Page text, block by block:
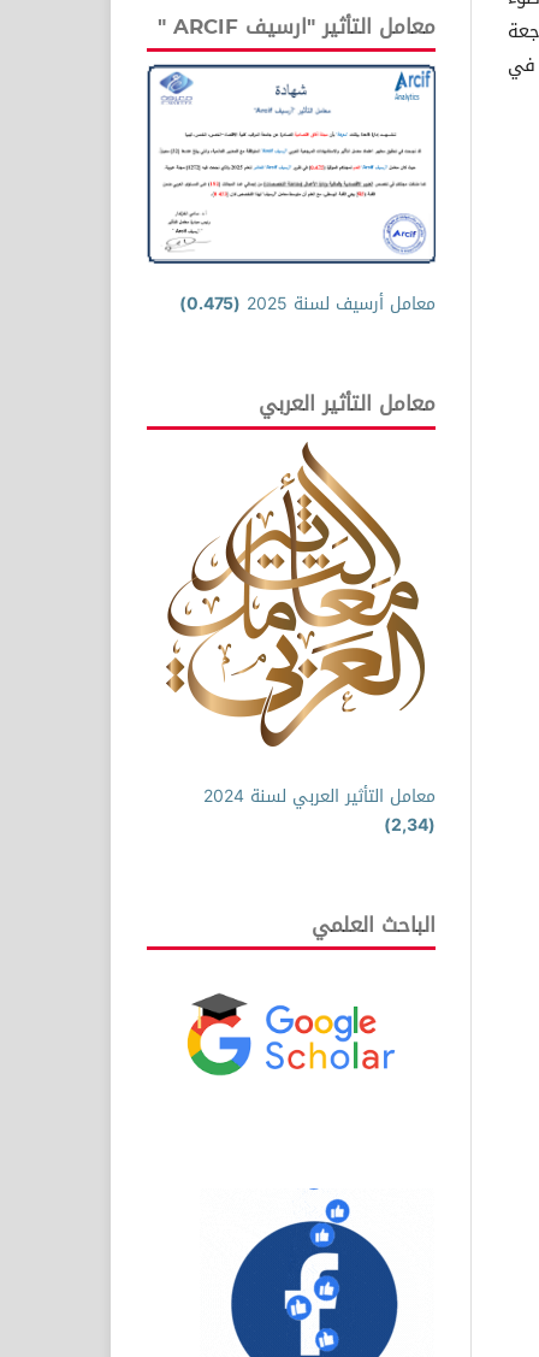
في
معامل التأثير "ارسيف ARCIF "
معامل أرسيف لسنة 2025 (0.475)
معامل التأثير العربي
معامل التأثير العربي لسنة 2024
(2,34)
الباحث العلمي